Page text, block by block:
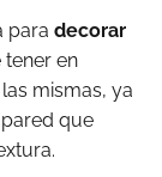
para decorar
en
mismas, ya
que